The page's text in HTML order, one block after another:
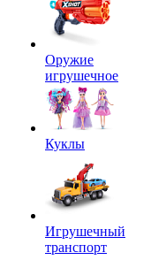
Оружие
игрушечное
Куклы
Игрушечный
транспорт